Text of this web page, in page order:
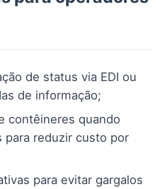
de status via EDI ou
de informação;
contêineres quando
para reduzir custo por
para evitar gargalos